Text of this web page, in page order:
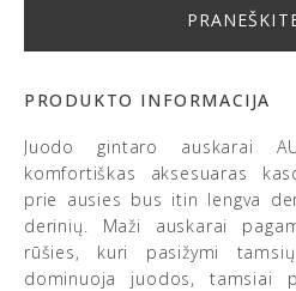
PRODUKTO INFORMACIJA
Juodo gintaro auskarai
komfortiškas aksesuaras
prie ausies bus itin lengva
derinių. Maži auskarai
rūšies, kuri pasižymi
dominuoja juodos, tamsiai